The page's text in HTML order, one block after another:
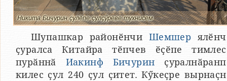
Никита Бичурин ҫулӗпе ҫулҫӳреве тухнисем
Шупашкар районӗнчи Шемшер
ҫуралса Китайра тӗпчев ӗҫӗпе
пурӑннӑ Иакинф Бичурин
килес ҫул 240 ҫул ҫитет. Кӳкеҫре